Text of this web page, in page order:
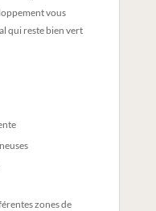
vous
qui reste bien vert
zones de